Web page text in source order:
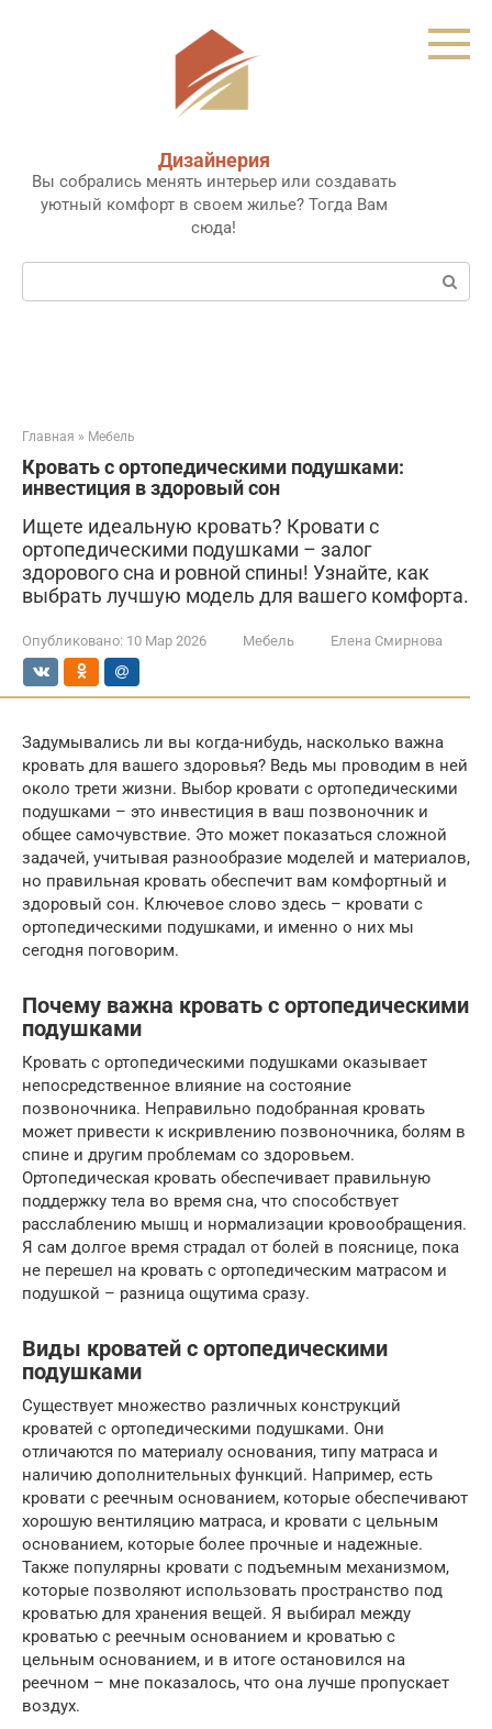
Дизайнерия
Вы собрались менять интерьер или создавать
уютный комфорт в своем жилье? Тогда Вам
сюда!
Поиск:
Главная » Мебель
Кровать с ортопедическими подушками:
инвестиция в здоровый сон
Ищете идеальную кровать? Кровати с
ортопедическими подушками – залог
здорового сна и ровной спины! Узнайте, как
выбрать лучшую модель для вашего комфорта.
Опубликовано: 10 Мар 2026 Мебель Елена Смирнова
Задумывались ли вы когда-нибудь, насколько важна
кровать для вашего здоровья? Ведь мы проводим в ней
около трети жизни. Выбор кровати с ортопедическими
подушками – это инвестиция в ваш позвоночник и
общее самочувствие. Это может показаться сложной
задачей, учитывая разнообразие моделей и материалов,
но правильная кровать обеспечит вам комфортный и
здоровый сон. Ключевое слово здесь – кровати с
ортопедическими подушками, и именно о них мы
сегодня поговорим.
Почему важна кровать с ортопедическими
подушками
Кровать с ортопедическими подушками оказывает
непосредственное влияние на состояние
позвоночника. Неправильно подобранная кровать
может привести к искривлению позвоночника, болям в
спине и другим проблемам со здоровьем.
Ортопедическая кровать обеспечивает правильную
поддержку тела во время сна, что способствует
расслаблению мышц и нормализации кровообращения.
Я сам долгое время страдал от болей в пояснице, пока
не перешел на кровать с ортопедическим матрасом и
подушкой – разница ощутима сразу.
Виды кроватей с ортопедическими
подушками
Существует множество различных конструкций
кроватей с ортопедическими подушками. Они
отличаются по материалу основания, типу матраса и
наличию дополнительных функций. Например, есть
кровати с реечным основанием, которые обеспечивают
хорошую вентиляцию матраса, и кровати с цельным
основанием, которые более прочные и надежные.
Также популярны кровати с подъемным механизмом,
которые позволяют использовать пространство под
кроватью для хранения вещей. Я выбирал между
кроватью с реечным основанием и кроватью с
цельным основанием, и в итоге остановился на
реечном – мне показалось, что она лучше пропускает
воздух.